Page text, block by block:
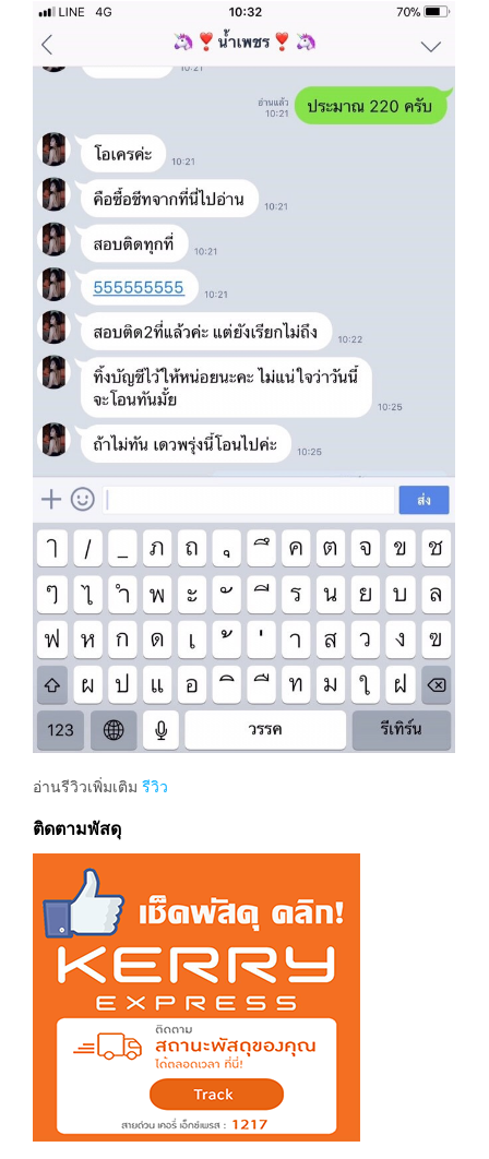
อ่านรีวิวเพิ่มเติม รีวิว
ติดตามพัสดุ